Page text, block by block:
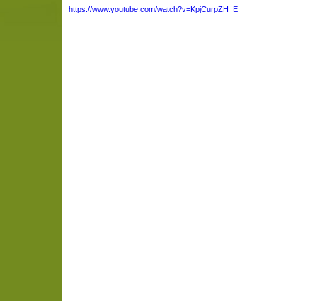
https://www.youtube.com/watch?v=KpjCurpZH_E